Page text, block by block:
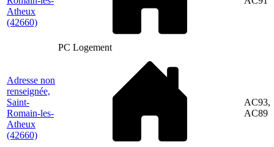
Atheux
(42660)
PC Logement
Adresse non
renseignée,
Saint-
Romain-les-
Atheux
(42660)
AC93,
AC89